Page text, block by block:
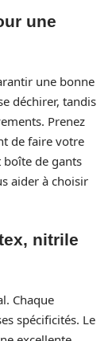
une
une bonne
déchirer, tandis
Prenez
de faire votre
boîte de gants
aider à choisir
nitrile
Chaque
spécificités. Le